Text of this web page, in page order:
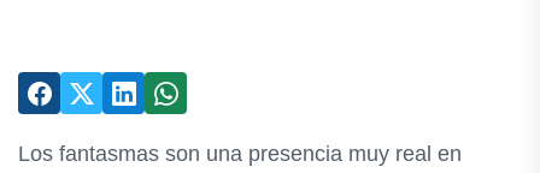
Los fantasmas son una presencia muy real en